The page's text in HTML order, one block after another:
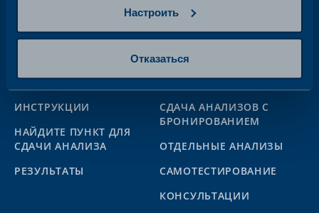
Настроить
Отказаться
СВЯЖИТЕСЬ С НАМИ
ИНСТРУКЦИИ
НАЙДИТЕ ПУНКТ ДЛЯ
СДАЧИ АНАЛИЗА
PЕЗУЛЬТАТЫ
Услуги
ПАКЕТЫ
СДАЧА АНАЛИЗОВ С
БРОНИРОВАНИЕМ
ОТДЕЛЬНЫЕ АНАЛИЗЫ
САМОТЕСТИРОВАНИЕ
КОНСУЛЬТАЦИИ